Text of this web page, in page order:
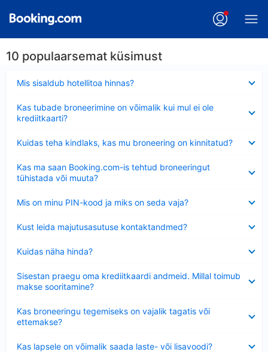
10 populaarsemat küsimust
Mis sisaldub hotellitoa hinnas?
Kas tubade broneerimine on võimalik kui mul ei ole
krediitkaarti?
Kuidas teha kindlaks, kas mu broneering on kinnitatud?
Kas ma saan Booking.com-is tehtud broneeringut
tühistada või muuta?
Mis on minu PIN-kood ja miks on seda vaja?
Kust leida majutusasutuse kontaktandmed?
Kuidas näha hinda?
Sisestan praegu oma krediitkaardi andmeid. Millal toimub
makse sooritamine?
Kas broneeringu tegemiseks on vajalik tagatis või
ettemakse?
Kas lapsele on võimalik saada laste- või lisavoodi?